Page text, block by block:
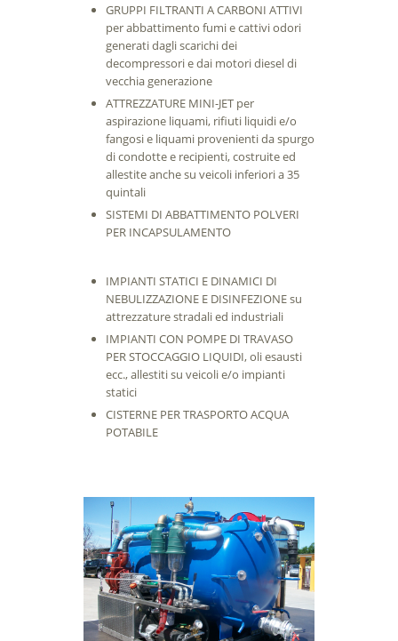
GRUPPI FILTRANTI A CARBONI ATTIVI
per abbattimento fumi e cattivi odori
generati dagli scarichi dei
decompressori e dai motori diesel di
vecchia generazione
ATTREZZATURE MINI-JET per
aspirazione liquami, rifiuti liquidi e/o
fangosi e liquami provenienti da spurgo
di condotte e recipienti, costruite ed
allestite anche su veicoli inferiori a 35
quintali
SISTEMI DI ABBATTIMENTO POLVERI
PER INCAPSULAMENTO
IMPIANTI STATICI E DINAMICI DI
NEBULIZZAZIONE E DISINFEZIONE su
attrezzature stradali ed industriali
IMPIANTI CON POMPE DI TRAVASO
PER STOCCAGGIO LIQUIDI, oli esausti
ecc., allestiti su veicoli e/o impianti
statici
CISTERNE PER TRASPORTO ACQUA
POTABILE